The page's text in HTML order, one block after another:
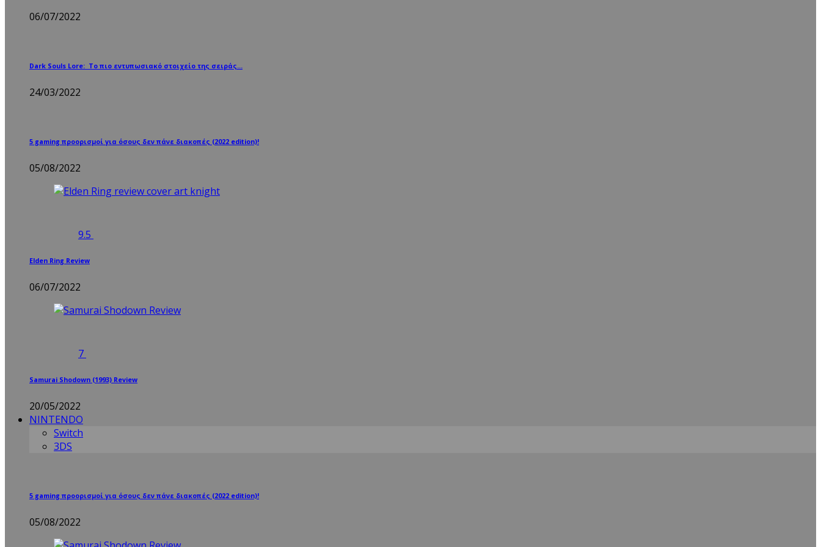
06/07/2022
Dark Souls Lore: Το πιο εντυπωσιακό στοιχείο της σειράς…
24/03/2022
5 gaming προορισμοί για όσους δεν πάνε διακοπές (2022 edition)!
05/08/2022
9.5
Elden Ring Review
06/07/2022
7
Samurai Shodown (1993) Review
20/05/2022
NINTENDO
Switch
3DS
5 gaming προορισμοί για όσους δεν πάνε διακοπές (2022 edition)!
05/08/2022